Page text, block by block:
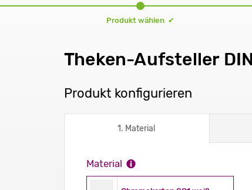
Produkt wählen ✔
Theken-Aufsteller
Produkt konfigurieren
1. Material
Material